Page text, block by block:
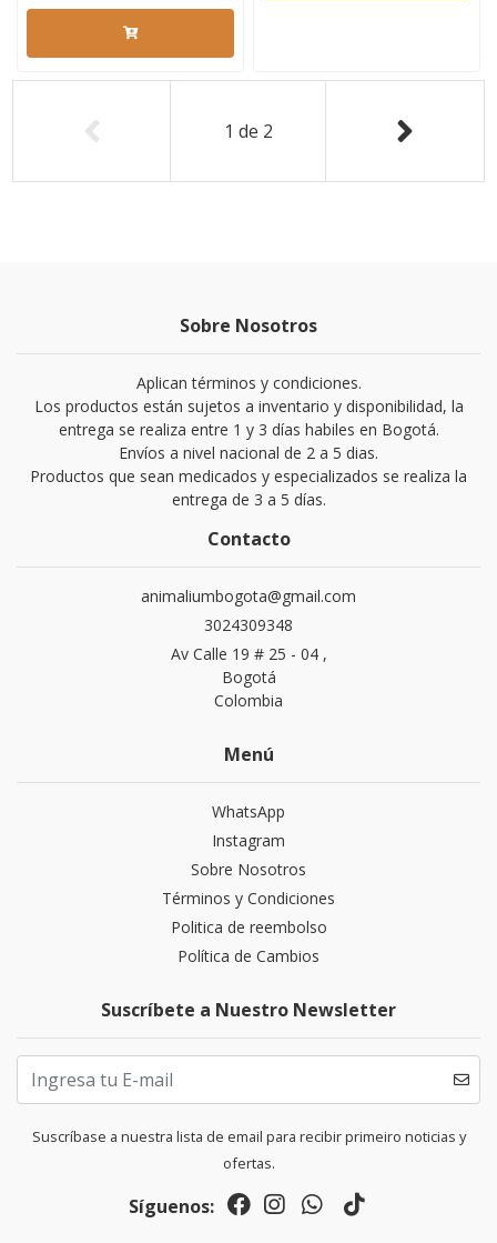
1 de 2
Sobre Nosotros
Aplican términos y condiciones.
Los productos están sujetos a inventario y disponibilidad, la
entrega se realiza entre 1 y 3 días habiles en Bogotá.
Envíos a nivel nacional de 2 a 5 dias.
Productos que sean medicados y especializados se realiza la
entrega de 3 a 5 días.
Contacto
animaliumbogota@gmail.com
3024309348
Av Calle 19 # 25 - 04 ,
Bogotá
Colombia
Menú
WhatsApp
Instagram
Sobre Nosotros
Términos y Condiciones
Politica de reembolso
Política de Cambios
Suscríbete a Nuestro Newsletter
Suscríbase a nuestra lista de email para recibir primeiro noticias y
ofertas.
Síguenos: